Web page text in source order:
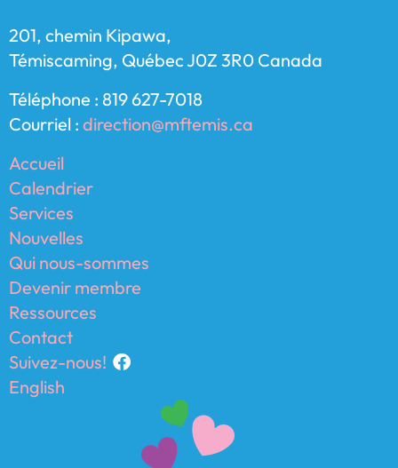
201, chemin Kipawa,
Témiscaming, Québec J0Z 3R0 Canada
Téléphone : 819 627-7018
Courriel : direction@mftemis.ca
Accueil
Calendrier
Services
Nouvelles
Qui nous-sommes
Devenir membre
Ressources
Contact
Suivez-nous!
English